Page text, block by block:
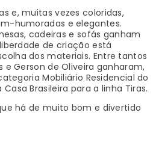
e, muitas vezes coloridas,
humoradas e elegantes.
cadeiras e sofás ganham
de criação está
dos materiais. Entre tantos
e Gerson de Oliveira ganharam,
Mobiliário Residencial do
Brasileira para a linha Tiras.
há de muito bom e divertido